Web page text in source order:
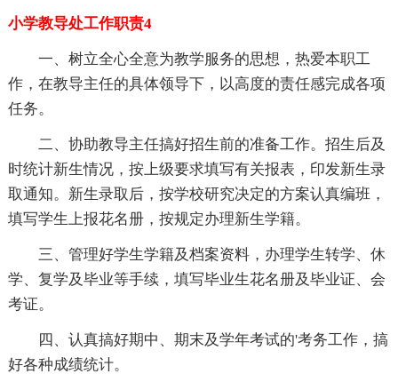
小学教导处工作职责4
一、树立全心全意为教学服务的思想，热爱本职工
作，在教导主任的具体领导下，以高度的责任感完成各项
任务。
二、协助教导主任搞好招生前的准备工作。招生后及
时统计新生情况，按上级要求填写有关报表，印发新生录
取通知。新生录取后，按学校研究决定的方案认真编班，
填写学生上报花名册，按规定办理新生学籍。
三、管理好学生学籍及档案资料，办理学生转学、休
学、复学及毕业等手续，填写毕业生花名册及毕业证、会
考证。
四、认真搞好期中、期末及学年考试的'考务工作，搞
好各种成绩统计。